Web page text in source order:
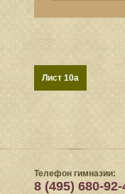
Лист 10a
Телефон гимназии:
8 (495) 680-92-